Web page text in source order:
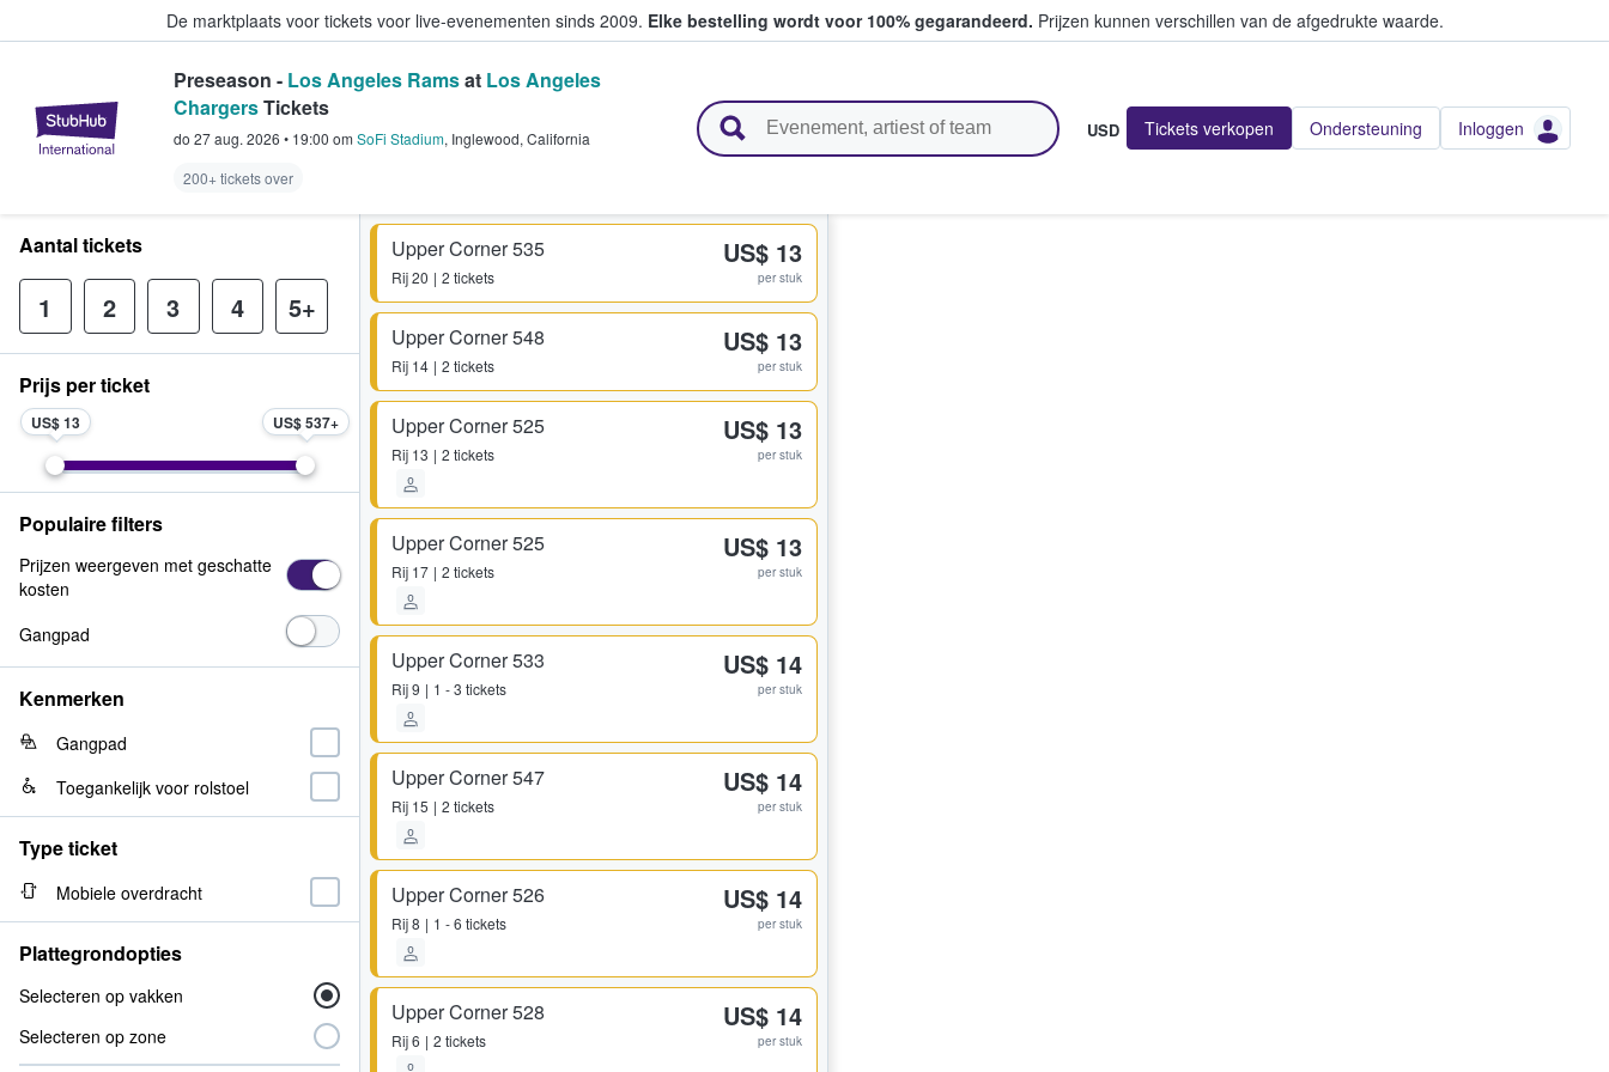
De marktplaats voor tickets voor live-evenementen sinds 2009. Elke bestelling wordt voor 100% gegarandeerd. Prijzen kunnen verschillen van de afgedrukte waarde.
StubHub: waar fans tickets kopen en verkopen
Preseason - Los Angeles Ramsat Los Angeles
ChargersTickets
do 27 aug. 2026 • 19:00 om SoFi Stadium, Inglewood, California
200+ tickets over
USD Tickets verkopen Ondersteuning Inloggen
Upper Corner 535
Rij20 2 tickets
US$ 13
per stuk
Upper Corner 548
Rij 14 2 tickets
US$ 13
per stuk
Upper Corner 525
Rij 13 2 tickets
US$ 13
per stuk
Upper Corner 525
Rij 17 2 tickets
US$ 13
per stuk
Upper Corner 533
Rij9 1 - 3 tickets
US$ 14
per stuk
Upper Corner 547
Rij 15 2 tickets
US$ 14
per stuk
Upper Corner 526
Rij8 1 - 6 tickets
US$ 14
per stuk
Upper Corner 528
Rij6 2 tickets
US$ 14
per stuk
Aantal tickets
1 2 3 4 5+
Prijs per ticket
US$ 13 US$ 537
Populaire filters
Prijzen weergeven met geschatte
kosten
Gangpad
Kenmerken
Gangpad
Toegankelijk voor rolstoel
Type ticket
Mobiele overdracht
Plattegrondopties
Selecteren op vakken
Selecteren op zone